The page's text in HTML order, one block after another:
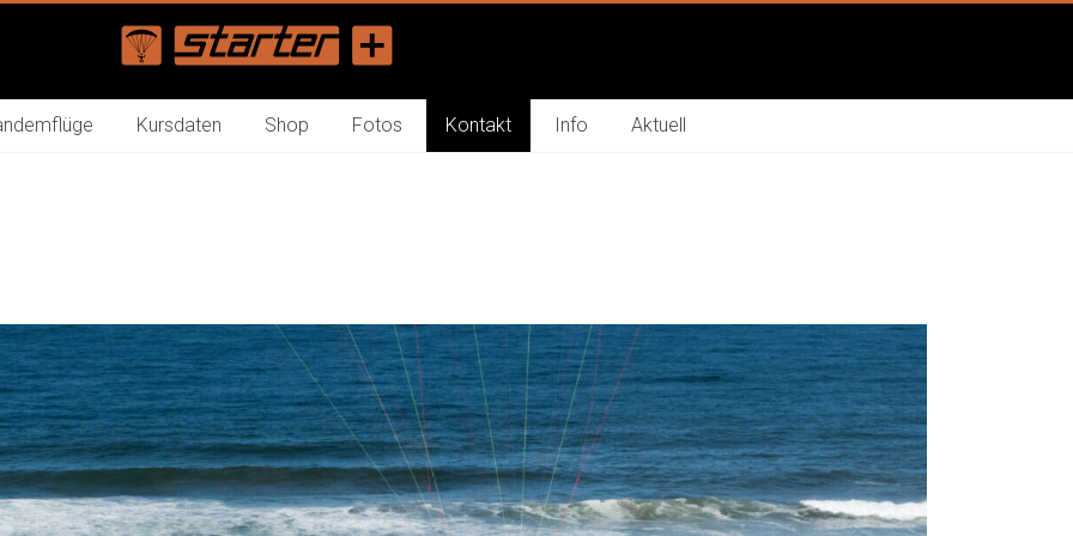
Kursdaten Shop Fotos Kontakt Info Aktuell